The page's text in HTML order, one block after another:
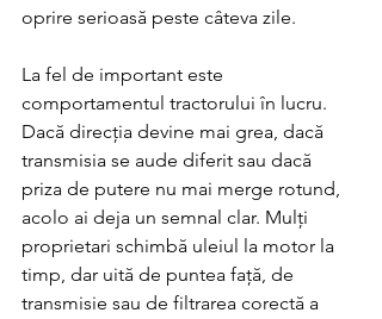
oprire serioasă peste câteva zile.
La fel de important este
comportamentul tractorului în lucru.
Dacă direcția devine mai grea, dacă
transmisia se aude diferit sau dacă
priza de putere nu mai merge rotund,
acolo ai deja un semnal clar. Mulți
proprietari schimbă uleiul la motor la
timp, dar uită de puntea față, de
transmisie sau de filtrarea corectă a